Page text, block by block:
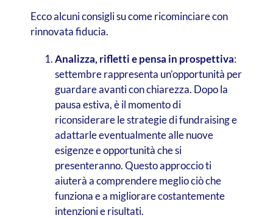
Ecco alcuni consigli su come ricominciare con
rinnovata fiducia.
Analizza, rifletti e pensa in prospettiva:
settembre rappresenta un’opportunità per
guardare avanti con chiarezza. Dopo la
pausa estiva, è il momento di
riconsiderare le strategie di fundraising e
adattarle eventualmente alle nuove
esigenze e opportunità che si
presenteranno. Questo approccio ti
aiuterà a comprendere meglio ciò che
funziona e a migliorare costantemente
intenzioni e risultati.